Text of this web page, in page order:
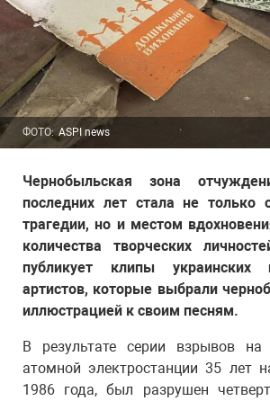
ФОТО: ASPI news
Чернобыльская зона
последних лет стала не только
трагедии, но и местом
количества творческих
публикует клипы украинских
артистов, которые выбрали
иллюстрацией к своим песням.
В результате серии взрывов на
атомной электростанции 35 лет
1986 года, был разрушен